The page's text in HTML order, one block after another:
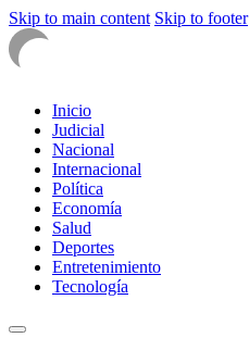
Skip to main content Skip to footer
Inicio
Judicial
Nacional
Internacional
Política
Economía
Salud
Deportes
Entretenimiento
Tecnología